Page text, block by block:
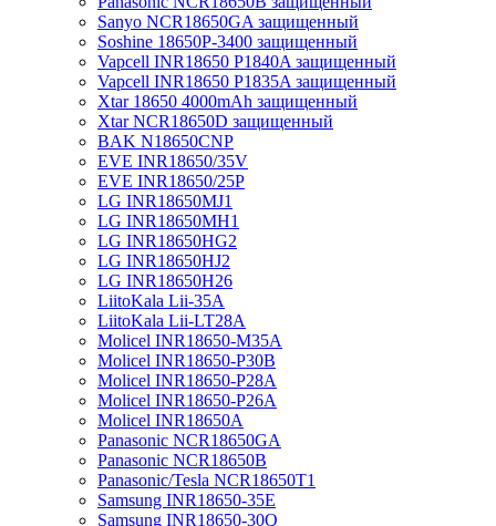
Sanyo NCR18650GA защищенный
Soshine 18650P-3400 защищенный
Vapcell INR18650 P1840A защищенный
Vapcell INR18650 P1835A защищенный
Xtar 18650 4000mAh защищенный
Xtar NCR18650D защищенный
BAK N18650CNP
EVE INR18650/35V
EVE INR18650/25P
LG INR18650MJ1
LG INR18650MH1
LG INR18650HG2
LG INR18650HJ2
LG INR18650H26
LiitoKala Lii-35A
LiitoKala Lii-LT28A
Molicel INR18650-M35A
Molicel INR18650-P30B
Molicel INR18650-P28A
Molicel INR18650-P26A
Molicel INR18650A
Panasonic NCR18650GA
Panasonic NCR18650B
Panasonic/Tesla NCR18650T1
Samsung INR18650-35E
Samsung INR18650-30Q